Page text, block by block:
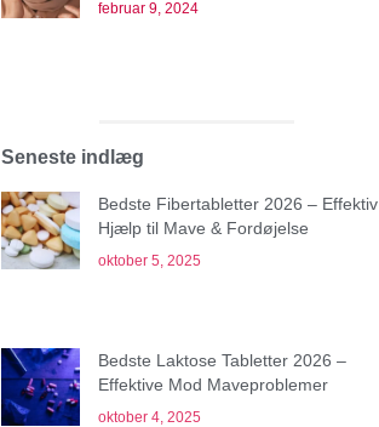
februar 9, 2024
Seneste indlæg
Bedste Fibertabletter 2026 – Effektiv
Hjælp til Mave & Fordøjelse
oktober 5, 2025
Bedste Laktose Tabletter 2026 –
Effektive Mod Maveproblemer
oktober 4, 2025